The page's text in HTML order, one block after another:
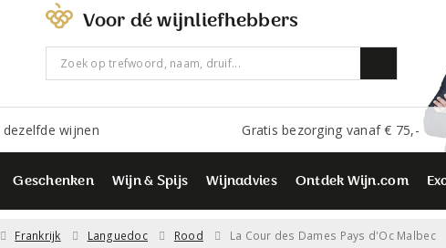
Voor dé wijnliefhebbers
wijnen Gratis bezorging vanaf € 75,-
Geschenken Wijn & Spijs Wijnadvies Ontdek Wijn.com
Frankrijk Languedoc Rood La Cour des Dames Pays d'Oc Malbec